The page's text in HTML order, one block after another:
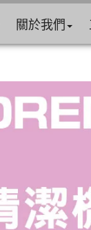
關於我們